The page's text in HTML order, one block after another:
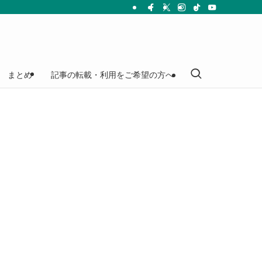
まとめ 記事の転載・利用をご希望の方へ